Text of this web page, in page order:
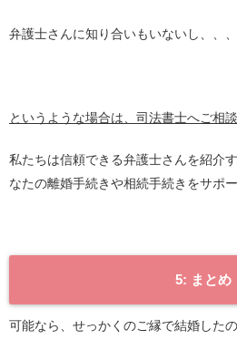
弁護士さんに知り合いもいないし、、、
というような場合は、司法書士へご相談
私たちは信頼できる弁護士さんを紹介
なたの離婚手続きや相続手続きをサポ
5: まとめ
可能なら、せっかくのご縁で結婚した